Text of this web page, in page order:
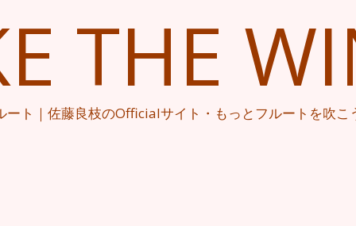
THE
ート｜佐藤良枝のOfficialサイト・もっとフルートを吹こ